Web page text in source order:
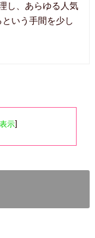
し、あらゆる人気
いう手間を少し
表示]